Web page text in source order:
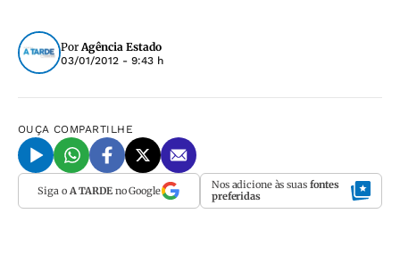
PorAgência Estado
03/01/2012 - 9:43 h
OUÇA COMPARTILHE
Siga o A TARDEno Google Nos adicione às suas fontes
preferidas